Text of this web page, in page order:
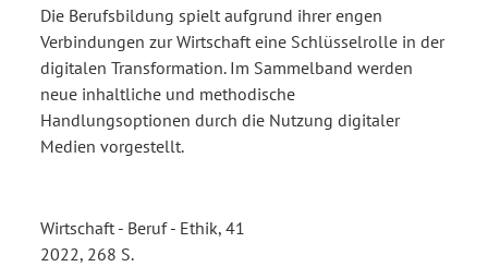
Die Berufsbildung spielt aufgrund ihrer engen
Verbindungen zur Wirtschaft eine Schlüsselrolle in der
digitalen Transformation. Im Sammelband werden
neue inhaltliche und methodische
Handlungsoptionen durch die Nutzung digitaler
Medien vorgestellt.
Wirtschaft - Beruf - Ethik, 41
2022, 268 S.